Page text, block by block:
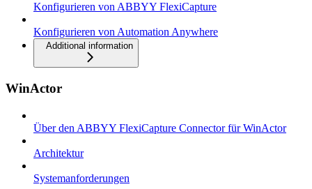
Konfigurieren von ABBYY FlexiCapture
Konfigurieren von Automation Anywhere
Additional information
WinActor
Über den ABBYY FlexiCapture Connector für WinActor
Architektur
Systemanforderungen